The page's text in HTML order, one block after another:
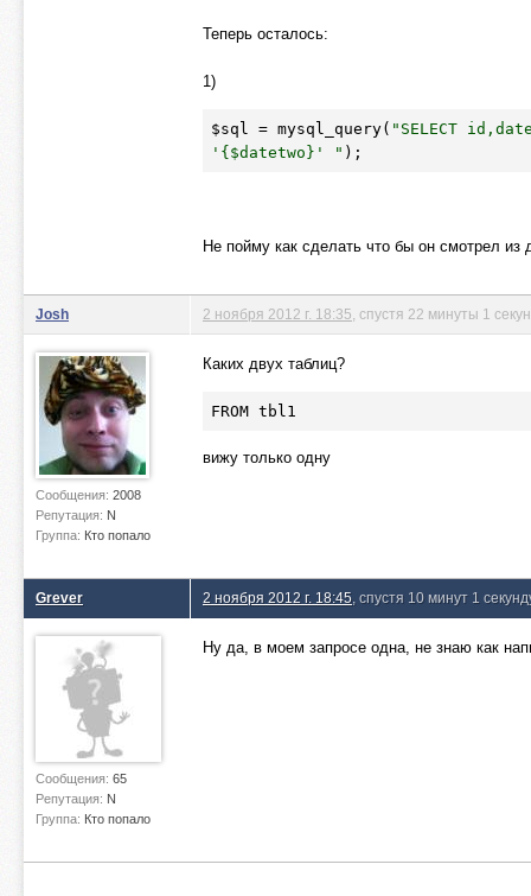
Теперь осталось:
1)
$sql = mysql_query( "SELECT
'{$datetwo}' " );
Не пойму как сделать что бы он смотрел
Josh
Сообщения: 2008
Репутация: N
Группа: Кто попало
2 ноября 2012 г. 18:35 , спустя 22 минуты 1
Каких двух таблиц?
FROM tbl1
вижу только одну
Grever
Сообщения: 65
Репутация: N
Группа: Кто попало
2 ноября 2012 г. 18:45 , спустя 10 минут 1
Ну да, в моем запросе одна, не знаю как